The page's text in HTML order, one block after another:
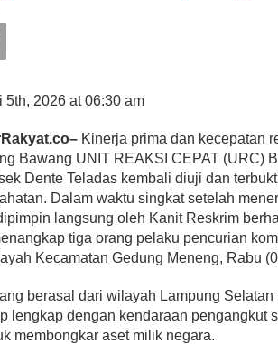
3
Pencuri
Asal
Selatan
5th, 2026 at 06:30 am
Kinerja prima dan kecepatan
Bawang UNIT REAKSI CEPAT (URC)
Dente Teladas kembali diuji dan
Dalam waktu singkat setelah
langsung oleh Kanit Reskrim
tiga orang pelaku pencurian
Kecamatan Gedung Meneng, Rabu
berasal dari wilayah Lampung Selatan
lengkap dengan kendaraan pengangkut
membongkar aset milik negara.